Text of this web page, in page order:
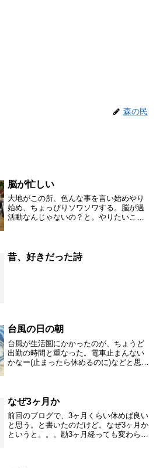
森の民
脳が忙しい
大地がこの所、色んな事を言い始めやり
始め、ちょっぴりソワソワする。脳が過
活動なんじゃないの？と。やりたいこと
ワしちゃう。さて、私はと...
昔、好きだった詩
台風の日の朝
台風が生活圏にかかったのが、ちょうど
出勤の時間と重なった。電車止まんない
かなー(止まったら休めるのに)などと思い
らしい。午後には止む...
なぜ3ヶ月か
前回のブログで、3ヶ月くらい休めば良い
と思う。と書いたのだけど。なぜ3ヶ月か
というと。。。勘3ヶ月経っても変わらな